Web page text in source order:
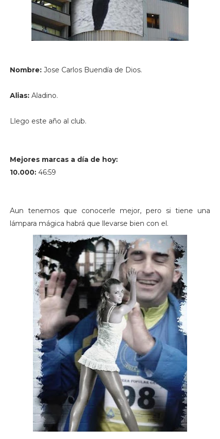
Nombre: Jose Carlos Buendía de Dios.
Alias: Aladino.
Llego este año al club.
Mejores marcas a día de hoy:
10.000: 46:59
Aun tenemos que conocerle mejor, pero si tiene una
lámpara mágica habrá que llevarse bien con el.